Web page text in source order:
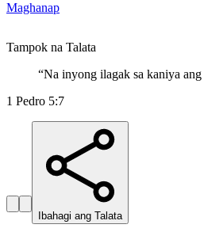
Maghanap
Tampok na Talata
“Na inyong ilagak sa kaniya
1 Pedro 5:7
Ibahagi ang Talata